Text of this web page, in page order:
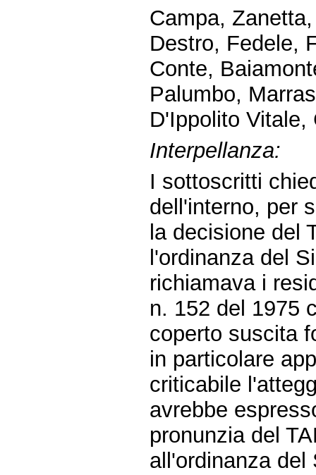
Campa,
Destro, Fedele,
Conte,
Palumbo,
D'Ippolito
Interpellanza:
I sottoscritti
dell'interno, per
la decisione del
l'ordinanza del
richiamava i
n. 152 del 1975
coperto suscita
in particolare
criticabile
avrebbe
pronunzia del
all'ordinanza del